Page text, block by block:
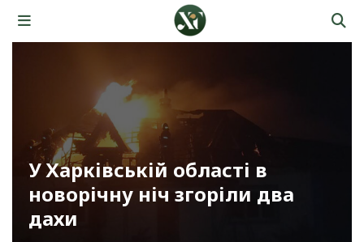
У Харківській області в
новорічну ніч згоріли два
дахи